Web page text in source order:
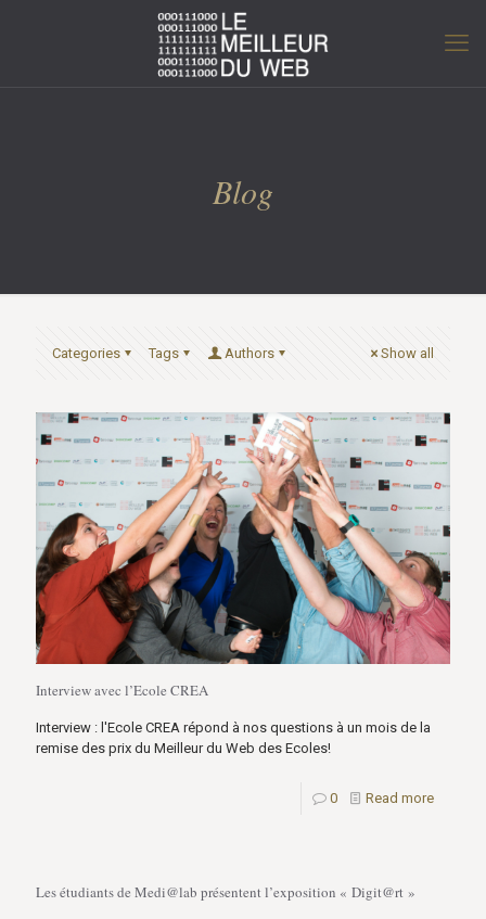
Blog
Categories Tags Authors Show all
Interview avec l’Ecole CREA
Interview : l'Ecole CREA répond à nos questions à un mois de la
remise des prix du Meilleur du Web des Ecoles!
0 Read more
Les étudiants de Medi@lab présentent l’exposition « Digit@rt »